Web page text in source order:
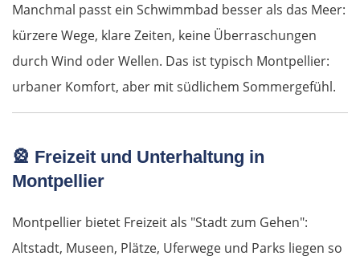
Manchmal passt ein Schwimmbad besser als das Meer:
kürzere Wege, klare Zeiten, keine Überraschungen
durch Wind oder Wellen. Das ist typisch Montpellier:
urbaner Komfort, aber mit südlichem Sommergefühl.
🎡 Freizeit und Unterhaltung in
Montpellier
Montpellier bietet Freizeit als "Stadt zum Gehen":
Altstadt, Museen, Plätze, Uferwege und Parks liegen so
Deutschland Ost
Frankfurt (Oder)
Fürstenwalde
Berlin
Spreewald